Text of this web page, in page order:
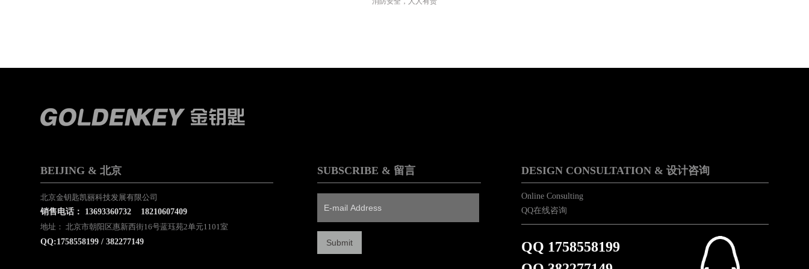
BEIJING & 北京
北京金钥匙凯丽科技发展有限公司
销售电话： 13693360732
18210607409
地址： 北京市朝阳区惠新西街16号蓝珏苑2单元1101室
QQ:1758558199 / 382277149
SUBSCRIBE & 留言 DESIGN CONSULTATION & 设计咨询
Online Consulting
QQ在线咨询
QQ 1758558199